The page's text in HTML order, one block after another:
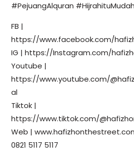
#PejuangAlquran #HijrahituMudah
FB |
https://www.facebook.com/
IG | https://Instagram.com/
Youtube |
https://www.youtube.com/
al
Tiktok |
https://www.tiktok.com/
Web |
0821 5117 5117